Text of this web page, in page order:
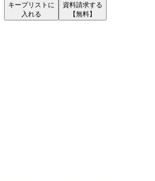
キープリストに
入れる
資料請求する
【無料】